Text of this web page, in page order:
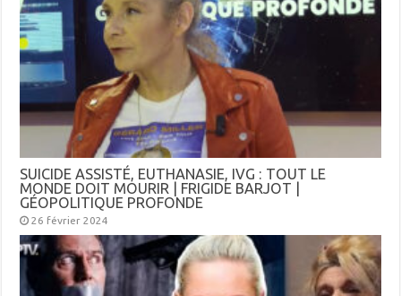
SUICIDE ASSISTÉ, EUTHANASIE, IVG : TOUT LE
MONDE DOIT MOURIR | FRIGIDE BARJOT |
GÉOPOLITIQUE PROFONDE
26 février 2024